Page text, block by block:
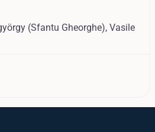
(Sfantu Gheorghe), Vasile